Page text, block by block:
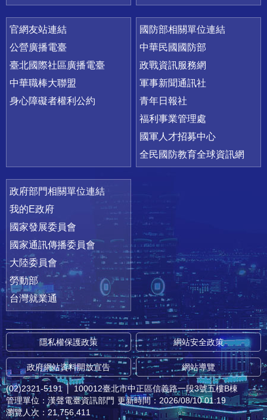
官網友站連結
公營廣播電臺
臺北國際社區廣播電臺
中華職棒大聯盟
身心障礙者權利公約
國防部相關單位連結
中華民國國防部
政戰資訊服務網
軍事新聞通訊社
青年日報社
福利事業管理處
國軍人才招募中心
全民國防教育全球資訊網
政府部門相關單位連結
我的E政府
國家發展委員會
國家通訊傳播委員會
大陸委員會
勞動部
台灣就業通
隱私權保護政策 網站安全政策
政府網站資料開放宣告 網站導覽
(02)2321-5191 │ 100012臺北市中正區信義路一段3號五樓B棟
管理單位：漢聲電臺資訊部門 更新時間：2026/08/10 01:19
瀏覽人次：21,756,411